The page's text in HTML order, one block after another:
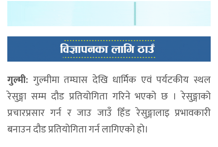
गुल्मी: गुल्मीमा तम्घास देखि धार्मिक एवं पर्यटकीय स्थल
रेसुङ्गा सम्म दौड प्रतियोगिता गरिने भएको छ । रेसुङ्गाको
प्रचारप्रसार गर्न र जाउ जाउँ हिँड रेसुङ्गालाइ प्रभावकारी
बनाउन दौड प्रतियोगिता गर्न लागिएको हो।